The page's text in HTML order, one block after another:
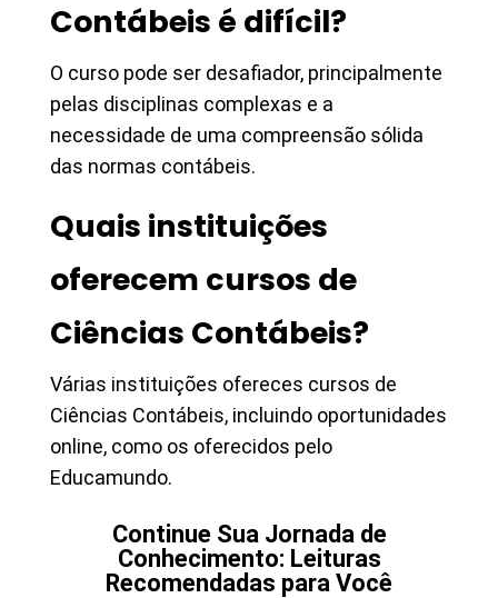
Contábeis é difícil?
O curso pode ser desafiador, principalmente
pelas disciplinas complexas e a
necessidade de uma compreensão sólida
das normas contábeis.
Quais instituições
oferecem cursos de
Ciências Contábeis?
Várias instituições ofereces cursos de
Ciências Contábeis, incluindo oportunidades
online, como os oferecidos pelo
Educamundo.
Continue Sua Jornada de
Conhecimento: Leituras
Recomendadas para Você